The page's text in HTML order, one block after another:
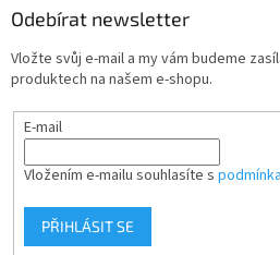
Odebírat newsletter
Vložte svůj e-mail a my vám budeme
produktech na našem e-shopu.
E-mail
Vložením e-mailu souhlasíte s
PŘIHLÁSIT SE